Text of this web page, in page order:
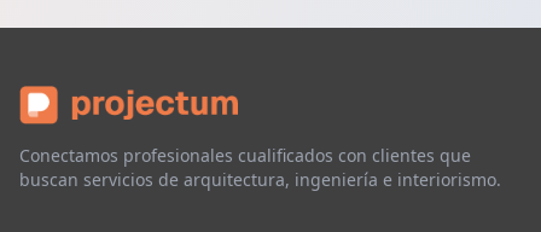
Conectamos profesionales cualificados con clientes que
buscan servicios de arquitectura, ingeniería e interiorismo.